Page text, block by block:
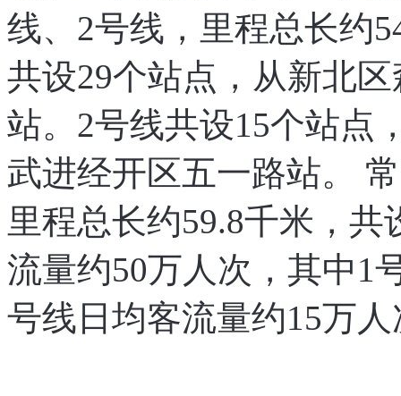
线、2号线，里程总长约
共设29个站点，从新北
站。2号线共设15个站点
武进经开区五一路站。
里程总长约59.8千米，共
流量约50万人次，其中1
号线日均客流量约15万